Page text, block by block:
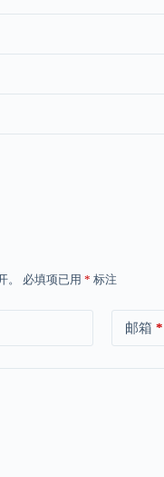
必填项已用 * 标注
邮箱 *